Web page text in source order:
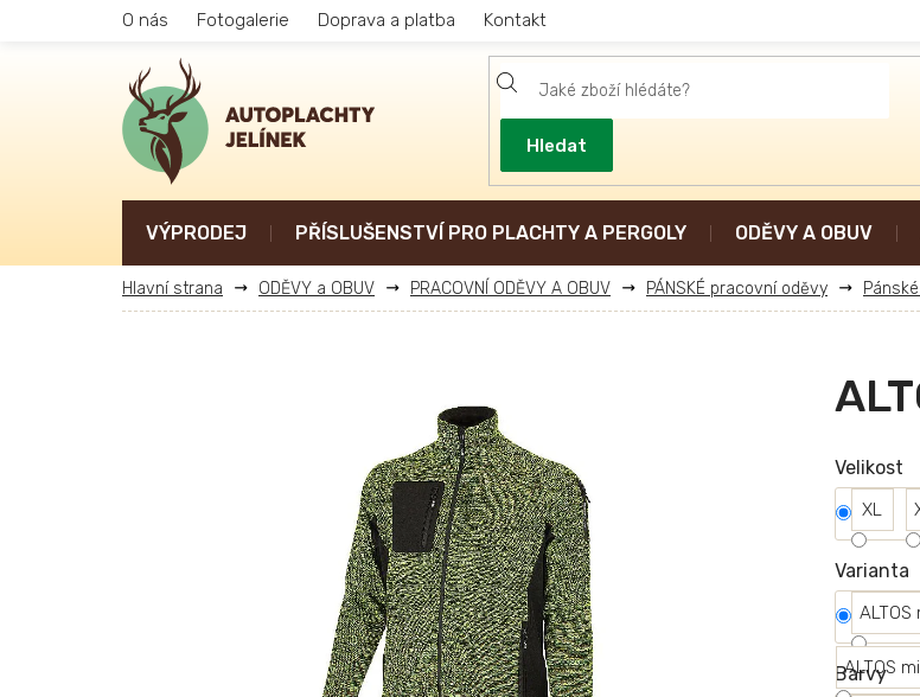
O nás Fotogalerie Doprava a platba Kontakt
Hledat
VÝPRODEJ PŘÍSLUŠENSTVÍ PRO PLACHTY A PERGOLY ODĚVY A OBUV
ODĚVY a OBUV PRACOVNÍ ODĚVY A OBUV PÁNSKÉ pracovní oděvy
Velikost
XL
Varianta
ALTOS
Barvy